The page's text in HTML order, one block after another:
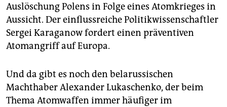
Auslöschung Polens in Folge eines Atomkrieges in
Aussicht. Der einflussreiche Politikwissenschaftler
Sergei Karaganow fordert einen präventiven
Atomangriff auf Europa.
Und da gibt es noch den belarussischen
Machthaber Alexander Lukaschenko, der beim
Thema Atomwaffen immer häufiger im